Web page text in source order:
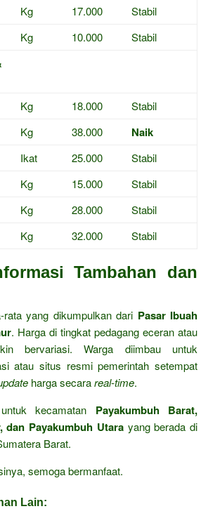
Kg 17.000
Stabil
Kg 10.000 Stabil
Kg 18.000
Stabil
Kg 38.000 Naik
Ikat 25.000
Stabil
Kg 15.000
Stabil
Kg 28.000
Stabil
Kg 32.000 Stabil
Tambahan dan
yang dikumpulkan dari Pasar Ibuah
. Harga di tingkat pedagang eceran atau
bervariasi. Warga diimbau untuk
atau situs resmi pemerintah setempat
harga secarareal-time.
kecamatan Payakumbuh Barat,
dan Payakumbuh Utarayang berada di
Barat.
semoga bermanfaat.
Lain: